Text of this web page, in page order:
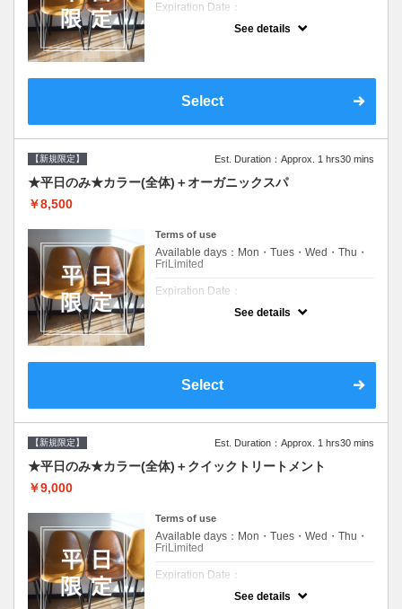
Expiration Date：
新規限定の平日のみのクーポンです★
平日クーポン●シャンプーブロー込●ロング料
提案させて頂きます●選べるシャンプー付き●
See details
Select
【新規限定】 Est. Duration：Approx. 1 hrs30 mins
★平日のみ★カラー(全体)＋オーガニックスパ
￥8,500
Terms of use
Available days：Mon・Tues・Wed・Thu・
FriLimited
Expiration Date：
新規限定の平日のみのクーポンです★
平日クーポン●シャンプーブロー込●ロング料
提案させて頂きます●選べるシャンプー付き●
See details
Select
【新規限定】 Est. Duration：Approx. 1 hrs30 mins
★平日のみ★カラー(全体)＋クイックトリートメント
￥9,000
Terms of use
Available days：Mon・Tues・Wed・Thu・
FriLimited
Expiration Date：
新規限定の平日のみのクーポンです★
See details